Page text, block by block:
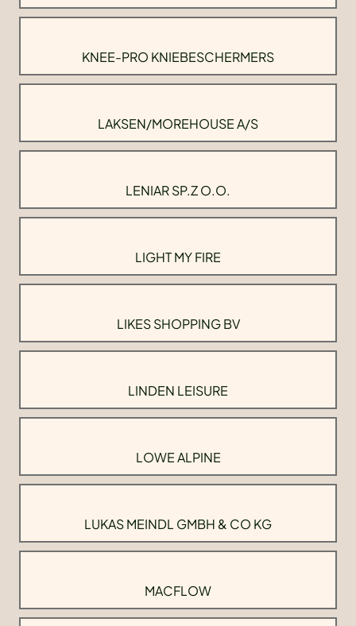
KNEE-PRO KNIEBESCHERMERS
LAKSEN/MOREHOUSE A/S
LENIAR SP.Z O.O.
LIGHT MY FIRE
LIKES SHOPPING BV
LINDEN LEISURE
LOWE ALPINE
LUKAS MEINDL GMBH & CO KG
MACFLOW